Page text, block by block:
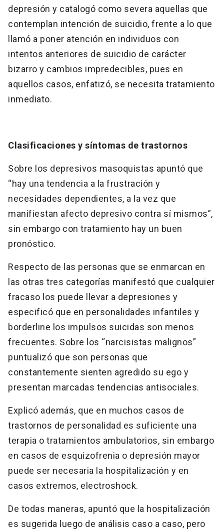
depresión y catalogó como severa aquellas que
contemplan intención de suicidio, frente a lo que
llamó a poner atención en individuos con
intentos anteriores de suicidio de carácter
bizarro y cambios impredecibles, pues en
aquellos casos, enfatizó, se necesita tratamiento
inmediato.
Clasificaciones y síntomas de trastornos
Sobre los depresivos masoquistas apuntó que
“hay una tendencia a la frustración y
necesidades dependientes, a la vez que
manifiestan afecto depresivo contra sí mismos”,
sin embargo con tratamiento hay un buen
pronóstico.
Respecto de las personas que se enmarcan en
las otras tres categorías manifestó que cualquier
fracaso los puede llevar a depresiones y
especificó que en personalidades infantiles y
borderline los impulsos suicidas son menos
frecuentes. Sobre los “narcisistas malignos”
puntualizó que son personas que
constantemente sienten agredido su ego y
presentan marcadas tendencias antisociales.
Explicó además, que en muchos casos de
trastornos de personalidad es suficiente una
terapia o tratamientos ambulatorios, sin embargo
en casos de esquizofrenia o depresión mayor
puede ser necesaria la hospitalización y en
casos extremos, electroshock.
De todas maneras, apuntó que la hospitalización
es sugerida luego de análisis caso a caso, pero